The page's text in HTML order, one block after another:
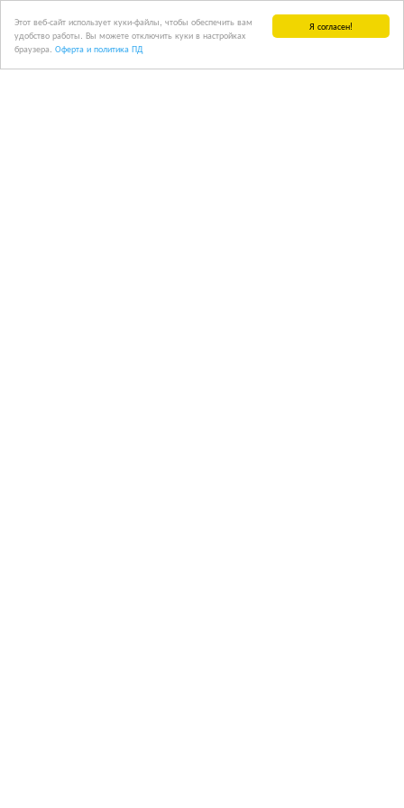
Я согласен!
Этот веб-сайт использует куки-файлы, чтобы обеспечить вам
удобство работы. Вы можете отключить куки в настройках
браузера. Оферта и политика ПД